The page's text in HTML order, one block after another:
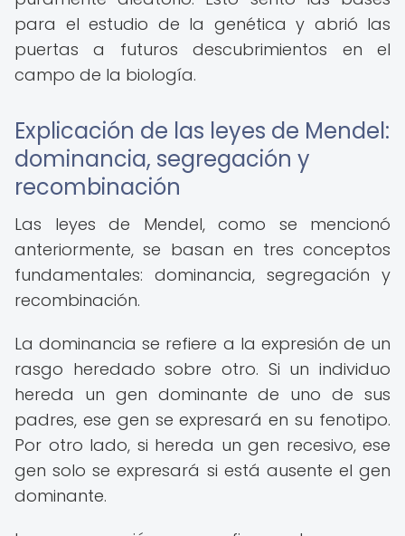
para el estudio de la genética y abrió las
puertas a futuros descubrimientos en el
campo de la biología.
Explicación de las leyes de Mendel:
dominancia, segregación y
recombinación
Las leyes de Mendel, como se mencionó
anteriormente, se basan en tres conceptos
fundamentales: dominancia, segregación y
recombinación.
La dominancia se refiere a la expresión de un
rasgo heredado sobre otro. Si un individuo
hereda un gen dominante de uno de sus
padres, ese gen se expresará en su fenotipo.
Por otro lado, si hereda un gen recesivo, ese
gen solo se expresará si está ausente el gen
dominante.